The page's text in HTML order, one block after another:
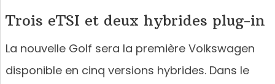
Trois eTSI et deux hybrides plug-in
La nouvelle Golf sera la première Volkswagen
disponible en cinq versions hybrides. Dans le